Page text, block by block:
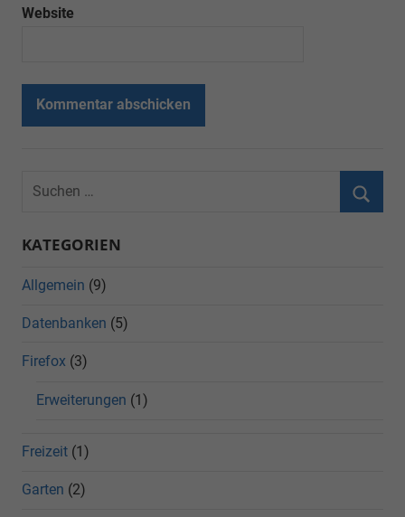
Website
KATEGORIEN
Allgemein (9)
Datenbanken (5)
Firefox (3)
Erweiterungen (1)
Freizeit (1)
Garten (2)